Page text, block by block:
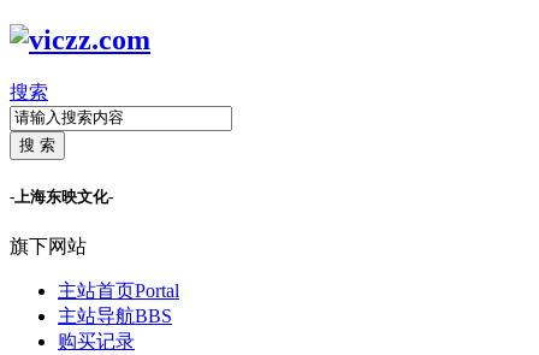
搜索
搜 索
-上海东映文化-
旗下网站
主站首页Portal
主站导航BBS
购买记录